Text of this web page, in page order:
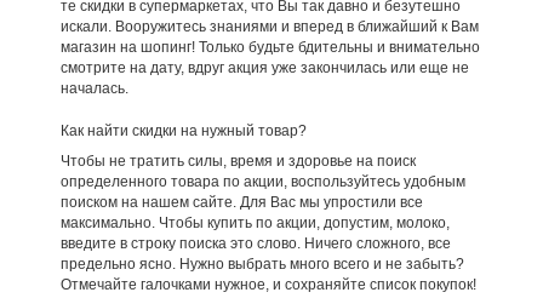
те скидки в супермаркетах, что Вы так давно и безутешно
искали. Вооружитесь знаниями и вперед в ближайший к Вам
магазин на шопинг! Только будьте бдительны и внимательно
смотрите на дату, вдруг акция уже закончилась или еще не
началась.
Как найти скидки на нужный товар?
Чтобы не тратить силы, время и здоровье на поиск
определенного товара по акции, воспользуйтесь удобным
поиском на нашем сайте. Для Вас мы упростили все
максимально. Чтобы купить по акции, допустим, молоко,
введите в строку поиска это слово. Ничего сложного, все
предельно ясно. Нужно выбрать много всего и не забыть?
Отмечайте галочками нужное, и сохраняйте список покупок!